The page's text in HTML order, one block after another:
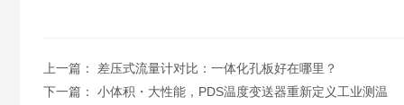
上一篇： 差压式流量计对比：一体化孔板好在哪里？
下一篇： 小体积・大性能，PDS温度变送器重新定义工业测温